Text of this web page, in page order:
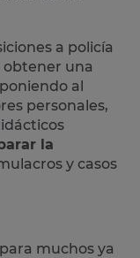
a policía
obtener una
al
personales,
la
y casos
muchos ya